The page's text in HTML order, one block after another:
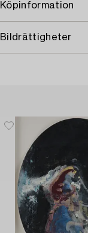
Köpinformation
Bildrättigheter